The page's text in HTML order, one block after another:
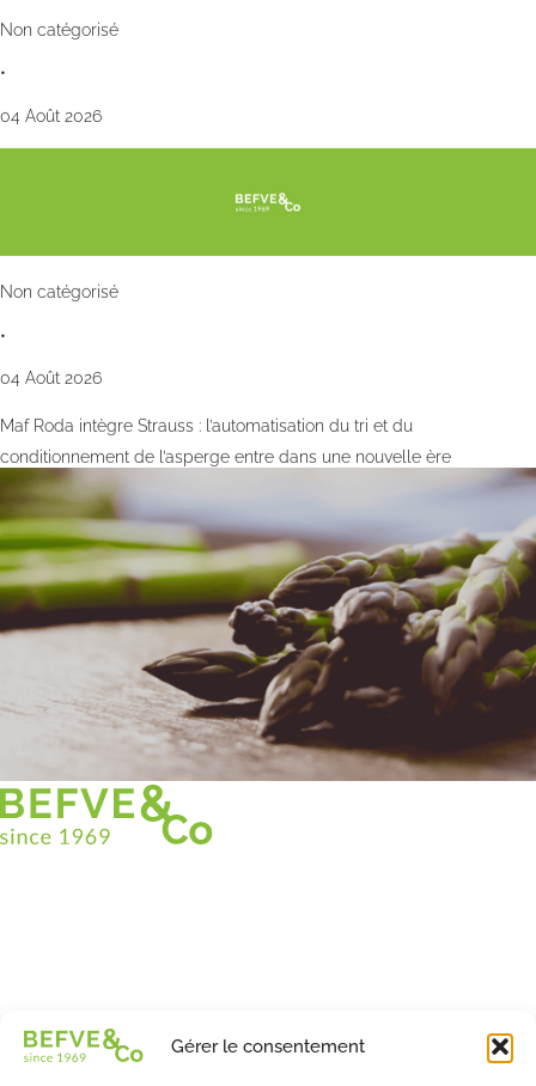
Gérer le consentement
Non catégorisé
•
04 Août 2026
Non catégorisé
•
04 Août 2026
Maf Roda intègre Strauss : l’automatisation du tri et du
conditionnement de l’asperge entre dans une nouvelle ère
À Propos